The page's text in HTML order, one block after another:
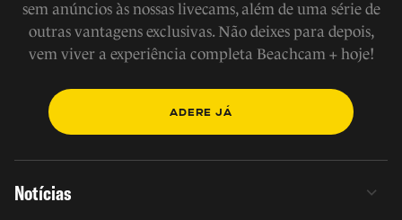
sem anúncios às nossas livecams, além de uma série de
outras vantagens exclusivas. Não deixes para depois,
vem viver a experiência completa Beachcam + hoje!
ADERE JÁ
Notícias